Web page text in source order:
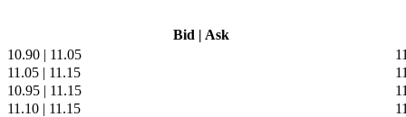
Bid | Ask
10.90 | 11.05
11.05 | 11.15
10.95 | 11.15
11.10 | 11.15